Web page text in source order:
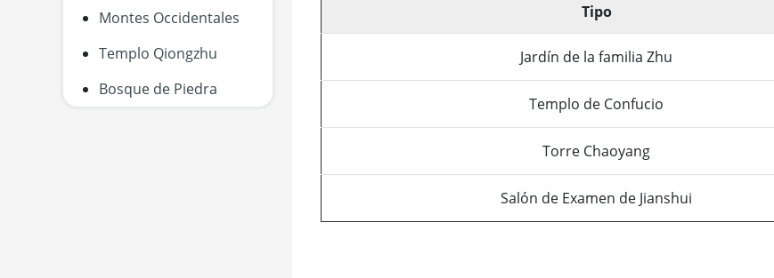
Montes Occidentales
Templo Qiongzhu
Bosque de Piedra
Tipo
Jardín de la familia Zhu
Templo de Confucio
Torre Chaoyang
Salón de Examen de Jianshui